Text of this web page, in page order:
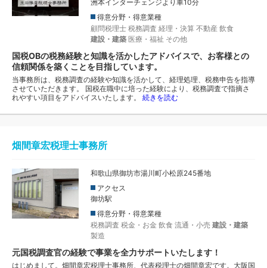
洲本インターチェンジより車10分
得意分野・得意業種
顧問税理士 税務調査 経理・決算 不動産 飲食
建設・建築 医療・福祉 その他
国税OBの税務経験と知識を活かしたアドバイスで、お客様との
信頼関係を築くことを目指しています。
当事務所は、税務調査の経験や知識を活かして、経理処理、税務申告を指導
させていただきます。 国税在職中に培った経験により、税務調査で指摘さ
れやすい項目をアドバイスいたします。 続きを読む
畑間章宏税理士事務所
和歌山県御坊市湯川町小松原245番地
アクセス
御坊駅
得意分野・得意業種
税務調査 税金・お金 飲食 流通・小売 建設・建築
製造
元国税調査官の経験で事業を全力サポートいたします！
はじめまして。畑間章宏税理士事務所、代表税理士の畑間章宏です。大阪国